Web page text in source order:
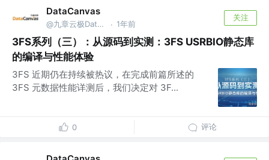
DataCanvas
@九章云极DataCanvas · 1年前
关注
3FS系列（三）：从源码到实测：3FS USRBIO静态库
的编译与性能体验
3FS 近期仍在持续被热议，在完成前篇所述的
3FS 元数据性能详测后，我们决定对 3F...
0 评论